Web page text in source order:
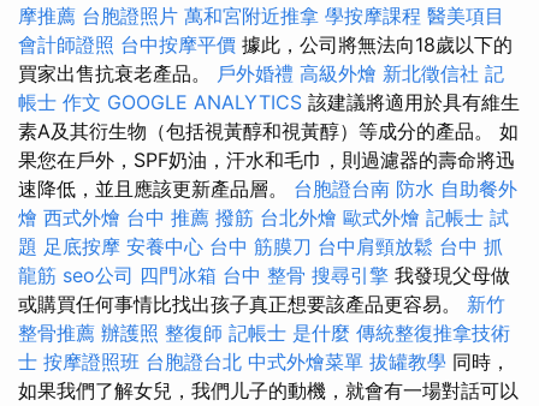
摩推薦 台胞證照片 萬和宮附近推拿 學按摩課程 醫美項目
會計師證照 台中按摩平價 據此，公司將無法向18歲以下的
買家出售抗衰老產品。 戶外婚禮 高級外燴 新北徵信社 記
帳士 作文 GOOGLE ANALYTICS 該建議將適用於具有維生
素A及其衍生物（包括視黃醇和視黃醇）等成分的產品。 如
果您在戶外，SPF奶油，汗水和毛巾，則過濾器的壽命將迅
速降低，並且應該更新產品層。 台胞證台南 防水 自助餐外
燴 西式外燴 台中 推薦 撥筋 台北外燴 歐式外燴 記帳士 試
題 足底按摩 安養中心 台中 筋膜刀 台中肩頸放鬆 台中 抓
龍筋 seo公司 四門冰箱 台中 整骨 搜尋引擎 我發現父母做
或購買任何事情比找出孩子真正想要該產品更容易。 新竹
整骨推薦 辦護照 整復師 記帳士 是什麼 傳統整復推拿技術
士 按摩證照班 台胞證台北 中式外燴菜單 拔罐教學 同時，
如果我們了解女兒，我們儿子的動機，就會有一場對話可以